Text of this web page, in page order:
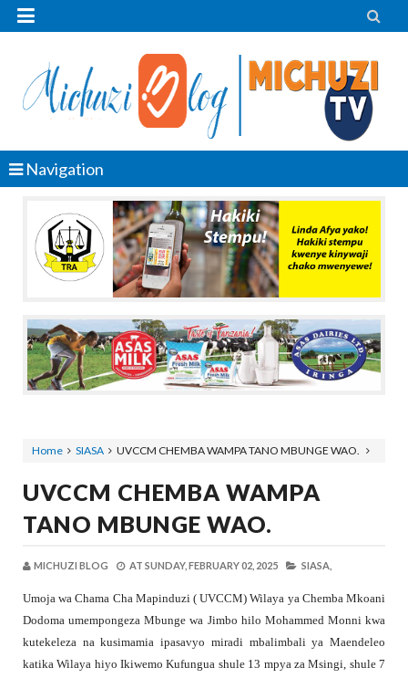
 
Navigation
Home SIASA UVCCM CHEMBA WAMPA TANO MBUNGE WAO.
UVCCM CHEMBA WAMPA
TANO MBUNGE WAO.
MICHUZI BLOG AT SUNDAY, FEBRUARY 02, 2025 SIASA,
Umoja wa Chama Cha Mapinduzi ( UVCCM) Wilaya ya Chemba Mkoani
Dodoma umempongeza Mbunge wa Jimbo hilo Mohammed Monni kwa
kutekeleza na kusimamia ipasavyo miradi mbalimbali ya Maendeleo
katika Wilaya hiyo Ikiwemo Kufungua shule 13 mpya za Msingi, shule 7